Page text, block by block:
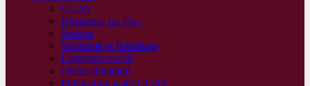
CCAS
Résidence du Parc
Seniors
Solidarité et Handicap
Logement social
Offres d’emploi
Publication actes CCAS